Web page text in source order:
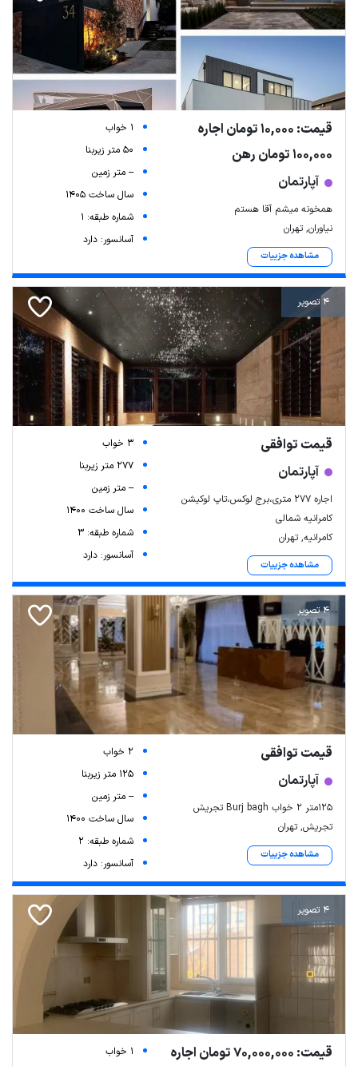
قیمت: 10,000 تومان اجاره
100,000 تومان رهن
آپارتمان
همخونه میشم آقا هستم
نیاوران, تهران
مشاهده جزییات
1 خواب
50 متر زیربنا
-- متر زمین
سال ساخت 1405
شماره طبقه: 1
آسانسور: دارد
4 تصویر
قیمت توافقی
آپارتمان
اجاره ۲۷۷ متری،برج لوکس،تاپ لوکیشن
کامرانیه شمالی
کامرانیه, تهران
مشاهده جزییات
3 خواب
277 متر زیربنا
-- متر زمین
سال ساخت 1400
شماره طبقه: 3
آسانسور: دارد
4 تصویر
قیمت توافقی
آپارتمان
۱۲۵متر ۲ خواب Burj bagh تجریش
تجریش, تهران
مشاهده جزییات
2 خواب
125 متر زیربنا
-- متر زمین
سال ساخت 1400
شماره طبقه: 2
آسانسور: دارد
4 تصویر
قیمت: 70,000,000 تومان اجاره
1 خواب